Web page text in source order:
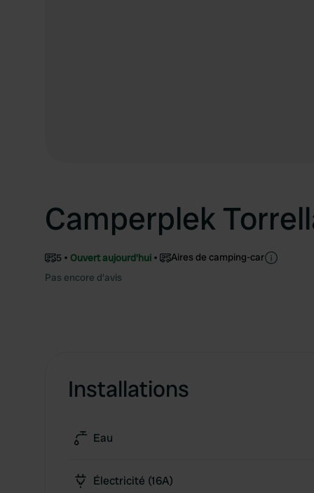
Camperplek
5 Ouvert aujourd'hui
Aires de camping-car
Pas encore d'avis
Installations
Eau
Électricité (16A)